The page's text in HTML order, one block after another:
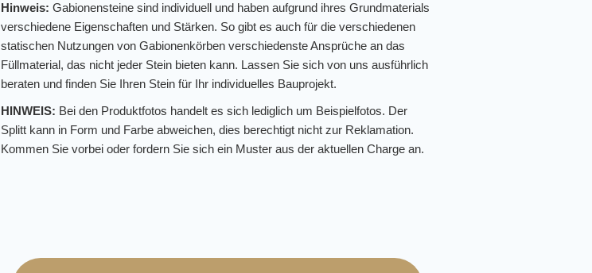
Hinweis: Gabionensteine sind individuell und haben aufgrund ihres Grundmaterials
verschiedene Eigenschaften und Stärken. So gibt es auch für die verschiedenen
statischen Nutzungen von Gabionenkörben verschiedenste Ansprüche an das
Füllmaterial, das nicht jeder Stein bieten kann. Lassen Sie sich von uns ausführlich
beraten und finden Sie Ihren Stein für Ihr individuelles Bauprojekt.
HINWEIS: Bei den Produktfotos handelt es sich lediglich um Beispielfotos. Der
Splitt kann in Form und Farbe abweichen, dies berechtigt nicht zur Reklamation.
Kommen Sie vorbei oder fordern Sie sich ein Muster aus der aktuellen Charge an.